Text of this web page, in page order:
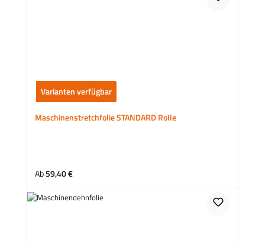
Varianten verfügbar
Maschinenstretchfolie STANDARD Rolle
Regulärer Preis:
Ab59,40 €